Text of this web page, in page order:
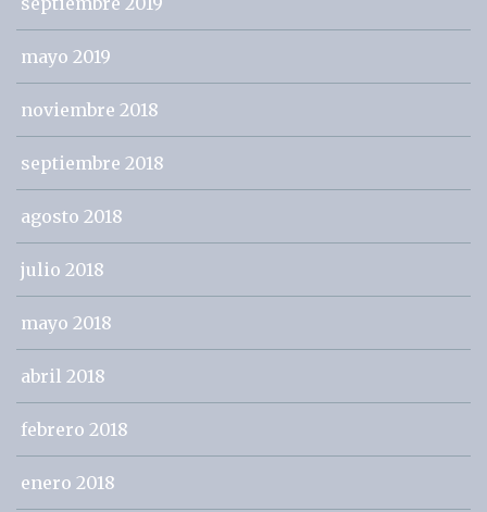
mayo 2019
noviembre 2018
septiembre 2018
agosto 2018
julio 2018
mayo 2018
abril 2018
febrero 2018
enero 2018